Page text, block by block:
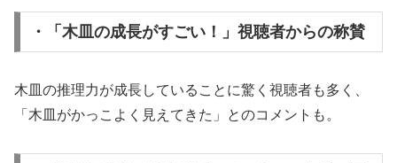
・「木皿の成長がすごい！」視聴者からの称賛
木皿の推理力が成長していることに驚く視聴者も多く、
「木皿がかっこよく見えてきた」とのコメントも。